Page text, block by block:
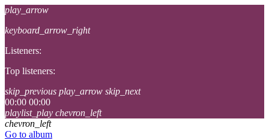
play_arrow
keyboard_arrow_right
Listeners:
Top listeners:
skip_previous play_arrow skip_next
00:00 00:00
playlist_play chevron_left
chevron_left
Go to album